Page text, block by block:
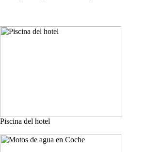
Piscina del hotel